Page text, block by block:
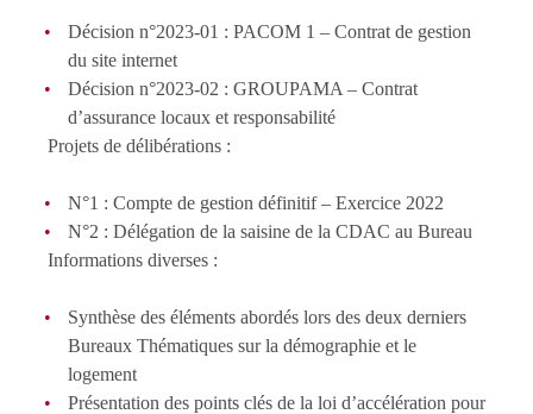
Décision n°2023-01 : PACOM 1 – Contrat de gestion
du site internet
Décision n°2023-02 : GROUPAMA – Contrat
d’assurance locaux et responsabilité
Projets de délibérations :
N°1 : Compte de gestion définitif – Exercice 2022
N°2 : Délégation de la saisine de la CDAC au Bureau
Informations diverses :
Synthèse des éléments abordés lors des deux derniers
Bureaux Thématiques sur la démographie et le
logement
Présentation des points clés de la loi d’accélération pour